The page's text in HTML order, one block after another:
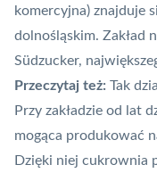
komercyjna) znajduje
dolnośląskim. Zakład
Südzucker,
Przeczytaj też: Tak
Przy zakładzie od lat
mogąca produkować
Dzięki niej cukrownia